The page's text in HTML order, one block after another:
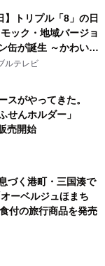
】トリプル「8」の日
ック・地域バージョ
缶が誕生 ～かわいい
田の四季と名所を巡
月1日(火)秋田県内で
ルテレビ
スがやってきた。
せんホルダー」
売開始
づく港町・三国湊で
ーベルジュほまち
付の旅行商品を発売